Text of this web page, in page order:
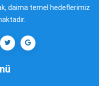
daima temel hedeflerimiz